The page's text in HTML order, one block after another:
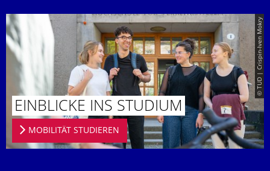
© TUD | Crispin-Iven Mokry
EINBLICKE INS STUDIUM
MOBILITÄT STUDIEREN